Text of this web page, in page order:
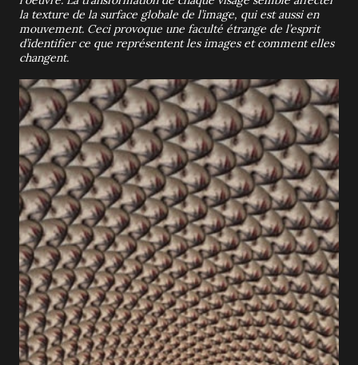
la texture de la surface globale de l’image, qui est aussi en
mouvement. Ceci provoque une faculté étrange de l’esprit
d’identifier ce que représentent les images et comment elles
changent.